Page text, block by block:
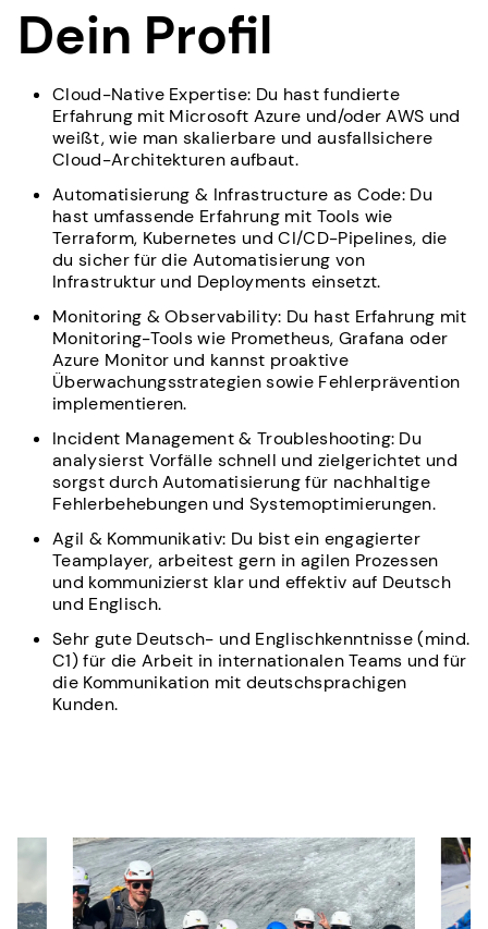
Dein Profil
Cloud-Native Expertise: Du hast fundierte
Erfahrung mit Microsoft Azure und/oder AWS und
weißt, wie man skalierbare und ausfallsichere
Cloud-Architekturen aufbaut.
Automatisierung & Infrastructure as Code: Du
hast umfassende Erfahrung mit Tools wie
Terraform, Kubernetes und CI/CD-Pipelines, die
du sicher für die Automatisierung von
Infrastruktur und Deployments einsetzt.
Monitoring & Observability: Du hast Erfahrung mit
Monitoring-Tools wie Prometheus, Grafana oder
Azure Monitor und kannst proaktive
Überwachungsstrategien sowie Fehlerprävention
implementieren.
Incident Management & Troubleshooting: Du
analysierst Vorfälle schnell und zielgerichtet und
sorgst durch Automatisierung für nachhaltige
Fehlerbehebungen und Systemoptimierungen.
Agil & Kommunikativ: Du bist ein engagierter
Teamplayer, arbeitest gern in agilen Prozessen
und kommunizierst klar und effektiv auf Deutsch
und Englisch.
Sehr gute Deutsch- und Englischkenntnisse (mind.
C1) für die Arbeit in internationalen Teams und für
die Kommunikation mit deutschsprachigen
Kunden.